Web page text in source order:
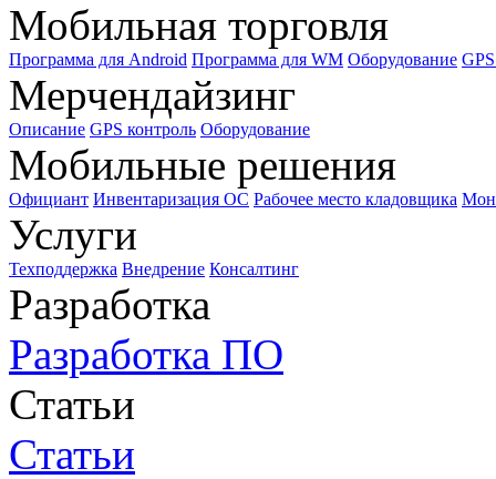
Мобильная торговля
Программа для Android Программа для WM Оборудование
Мерчендайзинг
Описание GPS контроль Оборудование
Мобильные решения
Официант Инвентаризация ОС Рабочее место кладовщика
Услуги
Техподдержка Внедрение Консалтинг
Разработка
Разработка ПО
Статьи
Статьи